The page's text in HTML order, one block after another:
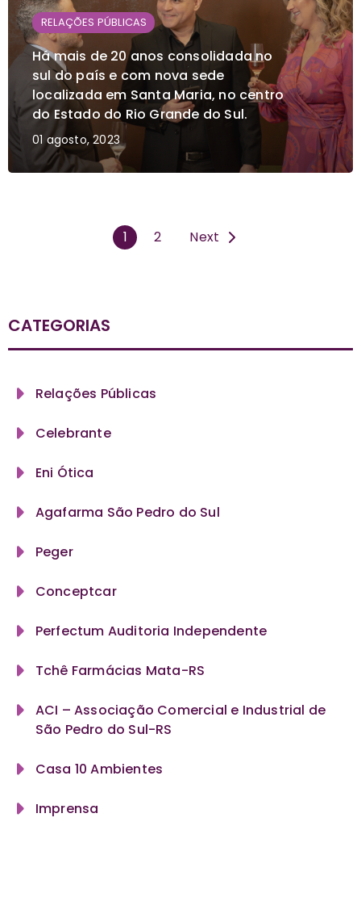
RELAÇÕES PÚBLICAS
Há mais de 20 anos consolidada no
sul do país e com nova sede
localizada em Santa Maria, no centro
do Estado do Rio Grande do Sul.
01 agosto, 2023
1 2 Next
CATEGORIAS
Relações Públicas
Celebrante
Eni Ótica
Agafarma São Pedro do Sul
Peger
Conceptcar
Perfectum Auditoria Independente
Tchê Farmácias Mata-RS
ACI – Associação Comercial e Industrial de
São Pedro do Sul-RS
Casa 10 Ambientes
Imprensa